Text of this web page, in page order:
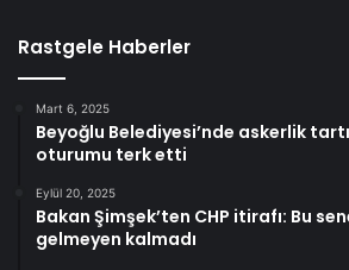
Rastgele Haberler
Mart 6, 2025
Beyoğlu Belediyesi’nde askerlik
oturumu terk etti
Eylül 20, 2025
Bakan Şimşek’ten CHP itirafı: Bu
gelmeyen kalmadı